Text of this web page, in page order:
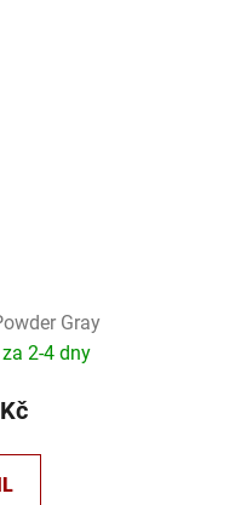
Gray
2-4 dny